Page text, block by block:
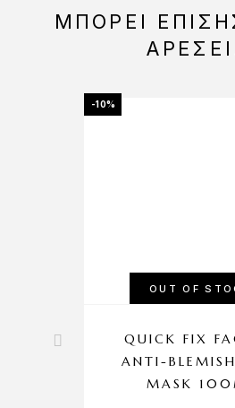
ΜΠΟΡΕΊ
-10%
OUT OF
QUICK FIX
ANTI-
MASK